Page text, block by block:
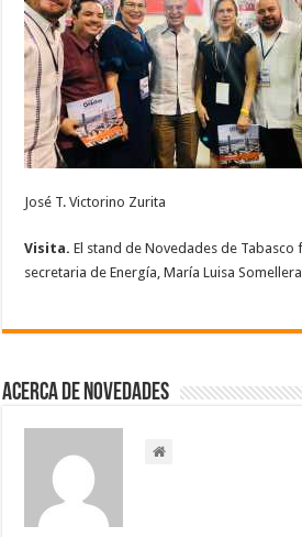
José T. Victorino Zurita
Visita.El stand de Novedades de Tabasco
secretaria de Energía, María Luisa
Acerca de NOVEDADES